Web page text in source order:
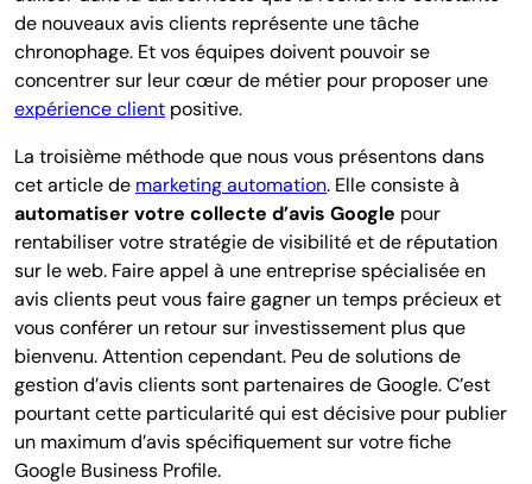
de nouveaux avis clients représente une tâche
chronophage. Et vos équipes doivent pouvoir se
concentrer sur leur cœur de métier pour proposer une
expérience client positive.
La troisième méthode que nous vous présentons dans
cet article de marketing automation. Elle consiste à
automatiser votre collecte d’avis Google pour
rentabiliser votre stratégie de visibilité et de réputation
sur le web. Faire appel à une entreprise spécialisée en
avis clients peut vous faire gagner un temps précieux et
vous conférer un retour sur investissement plus que
bienvenu. Attention cependant. Peu de solutions de
gestion d’avis clients sont partenaires de Google. C’est
pourtant cette particularité qui est décisive pour publier
un maximum d’avis spécifiquement sur votre fiche
Google Business Profile.